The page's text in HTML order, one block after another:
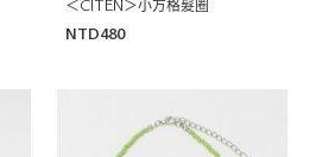
＜CITEN＞小方格髮圈
NTD480